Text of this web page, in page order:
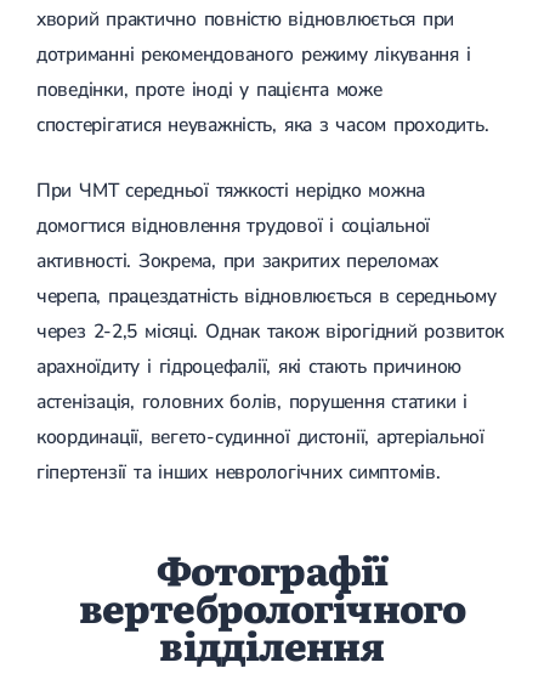
хворий практично повністю відновлюється при
дотриманні рекомендованого режиму лікування і
поведінки, проте іноді у пацієнта може
спостерігатися неуважність, яка з часом проходить.
При ЧМТ середньої тяжкості нерідко можна
домогтися відновлення трудової і соціальної
активності. Зокрема, при закритих переломах
черепа, працездатність відновлюється в середньому
через 2-2,5 місяці. Однак також вірогідний розвиток
арахноїдиту і гідроцефалії, які стають причиною
астенізація, головних болів, порушення статики і
координації, вегето-судинної дистонії, артеріальної
гіпертензії та інших неврологічних симптомів.
Фотографії
вертебрологічного
відділення